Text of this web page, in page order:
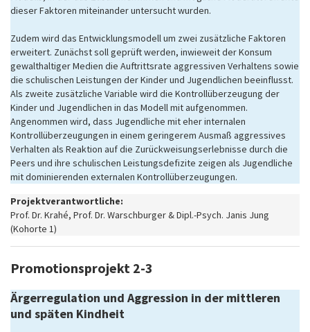
dieser Faktoren miteinander untersucht wurden.
Zudem wird das Entwicklungsmodell um zwei zusätzliche Faktoren
erweitert. Zunächst soll geprüft werden, inwieweit der Konsum
gewalthaltiger Medien die Auftrittsrate aggressiven Verhaltens sowie
die schulischen Leistungen der Kinder und Jugendlichen beeinflusst.
Als zweite zusätzliche Variable wird die Kontrollüberzeugung der
Kinder und Jugendlichen in das Modell mit aufgenommen.
Angenommen wird, dass Jugendliche mit eher internalen
Kontrollüberzeugungen in einem geringerem Ausmaß aggressives
Verhalten als Reaktion auf die Zurückweisungserlebnisse durch die
Peers und ihre schulischen Leistungsdefizite zeigen als Jugendliche
mit dominierenden externalen Kontrollüberzeugungen.
Projektverantwortliche:
Prof. Dr. Krahé, Prof. Dr. Warschburger & Dipl.-Psych. Janis Jung
(Kohorte 1)
Promotionsprojekt 2-3
Ärgerregulation und Aggression in der mittleren
und späten Kindheit